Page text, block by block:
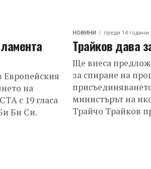
Европейския
на
с 19 гласа
Би Си.
НОВИНИ преди 14 години
Трайков дава
Ще внеса
за спиране на
министърът на
Трайчо Трайков